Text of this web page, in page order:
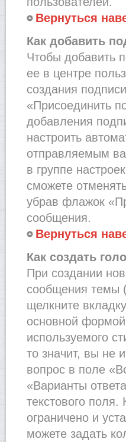
Вернуться
Как добавить
Чтобы добавить
ее в центре
создания
«Присоединить
добавления
настроить
отправляемым
в группе
сможете
убрав флажок
сообщения.
Вернуться
Как создать
При создании
сообщения темы
щелкните
основной
используемого
то значит, вы не
вопрос в поле
«Варианты
текстового
ограничено и
можете задать